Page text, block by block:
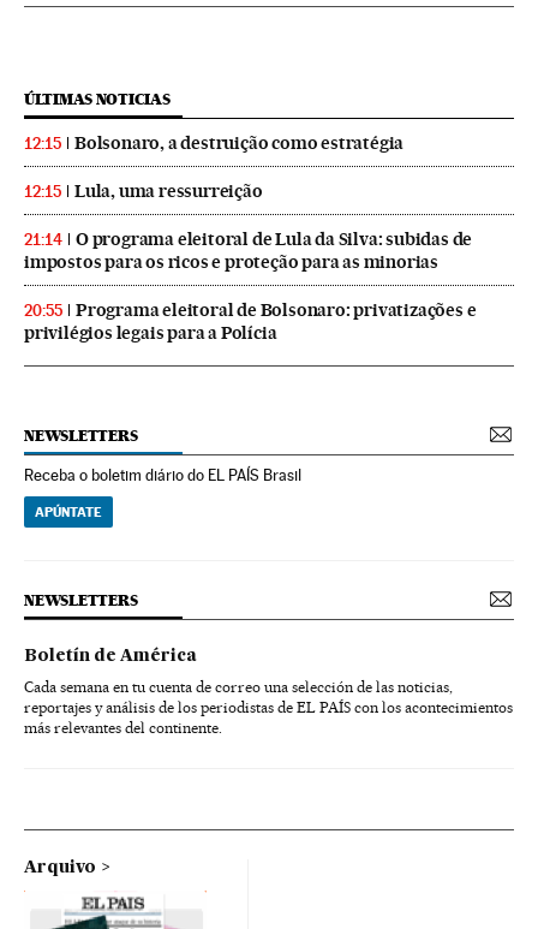
ÚLTIMAS NOTICIAS
12:15 Bolsonaro, a destruição como estratégia
12:15 Lula, uma ressurreição
21:14
O programa eleitoral de Lula da Silva: subidas de
impostos para os ricos e proteção para as minorias
20:55
Programa eleitoral de Bolsonaro: privatizações e
privilégios legais para a Polícia
NEWSLETTERS
Receba o boletim diário do EL PAÍS Brasil
APÚNTATE
NEWSLETTERS
Boletín de América
Cada semana en tu cuenta de correo una selección de las noticias,
reportajes y análisis de los periodistas de EL PAÍS con los acontecimientos
más relevantes del continente.
Arquivo